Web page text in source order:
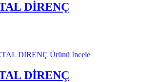
DİRENÇ
Ürünü İncele
DİRENÇ